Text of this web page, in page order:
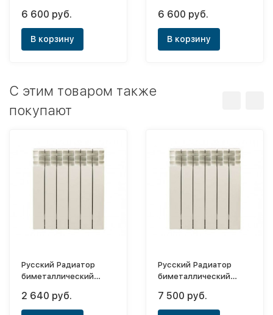
6 600 руб.
В корзину
350х6 (боковое)
6 600 руб.
В корзину
C этим товаром также
покупают
Русский Радиатор
биметаллический
2 640 руб.
Русский Радиатор
биметаллический
7 500 руб.